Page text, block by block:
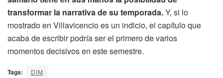
transformar la narrativa de su temporada.Y, si lo
mostrado en Villavicencio es un indicio, el capítulo que
acaba de escribir podría ser el primero de varios
momentos decisivos en este semestre.
Tags: DIM